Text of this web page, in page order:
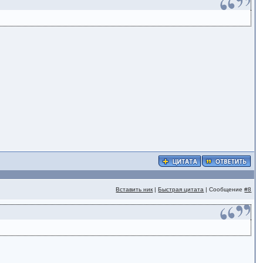
Вставить ник |Быстрая цитата | Сообщение#8